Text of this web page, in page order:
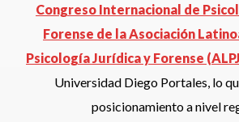
Congreso Internacional de
Forense de la Asociación
Psicología Jurídica y Forense
Universidad Diego Portales, lo
posicionamiento a nivel